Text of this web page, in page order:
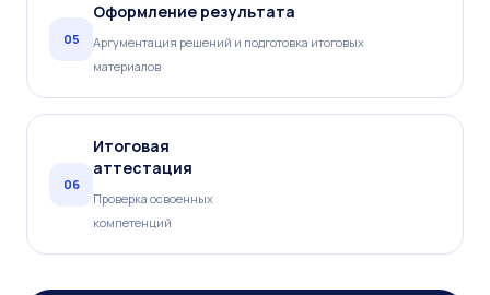
05
Оформление результата
Аргументация решений и подготовка итоговых
материалов
06
Итоговая
аттестация
Проверка освоенных
компетенций